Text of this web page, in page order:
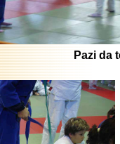
Pazi da